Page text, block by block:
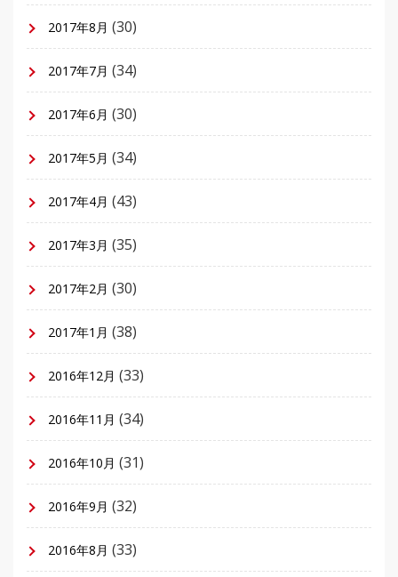
2017年8月 (30)
2017年7月 (34)
2017年6月 (30)
2017年5月 (34)
2017年4月 (43)
2017年3月 (35)
2017年2月 (30)
2017年1月 (38)
2016年12月 (33)
2016年11月 (34)
2016年10月 (31)
2016年9月 (32)
2016年8月 (33)